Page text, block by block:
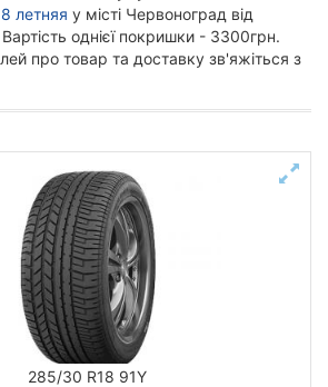
летняя у місті Червоноград від
однієї покришки - 3300грн.
про товар та доставку зв'яжіться з
285/30 R18 91Y